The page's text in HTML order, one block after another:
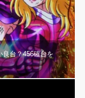
良台？456確台を